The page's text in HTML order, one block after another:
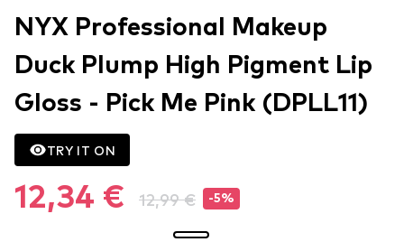
NYX Professional Makeup
Duck Plump High Pigment Lip
Gloss - Pick Me Pink (DPLL11)
TRY IT ON
12,34 € 12,99 € -5%